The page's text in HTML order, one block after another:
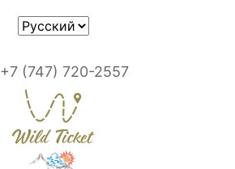
+7 (747) 720-2557